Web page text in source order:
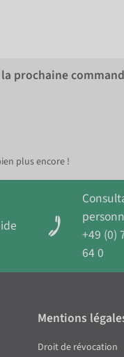
prochaine
plus encore !
+49 (0)
64 0
Mentions
Droit de révocation